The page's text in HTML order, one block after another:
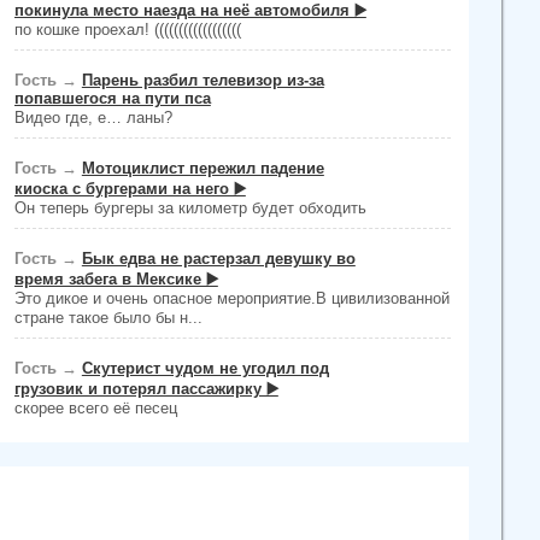
покинула место наезда на неё автомобиля ▶️
по кошке проехал! ((((((((((((((((((
Гость → Парень разбил телевизор из-за
попавшегося на пути пса
Видео где, е… ланы?
Гость → Мотоциклист пережил падение
киоска с бургерами на него ▶️
Он теперь бургеры за километр будет обходить
Гость → Бык едва не растерзал девушку во
время забега в Мексике ▶️
Это дикое и очень опасное мероприятие.В цивилизованной
стране такое было бы н...
Гость → Скутерист чудом не угодил под
грузовик и потерял пассажирку ▶️
скорее всего её песец